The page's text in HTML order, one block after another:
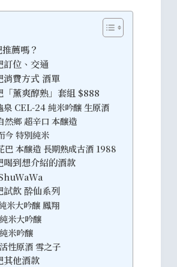
薦嗎？
訂位、交通
消費方式 酒單
「薰爽醇熟」套組 $888
泉 CEL-24 純米吟釀 生原酒
然鄉 超辛口 本釀造
今 特別純米
巴 本釀造 長期熟成古酒 1988
喝到想介紹的酒款
試飲 酔仙系列
米大吟釀 鳳翔
米大吟釀
米吟釀
性原酒 雪之子
其他酒款